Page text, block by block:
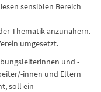
sensiblen Bereich
Thematik anzunähern.
umgesetzt.
und -
innen und Eltern
soll ein